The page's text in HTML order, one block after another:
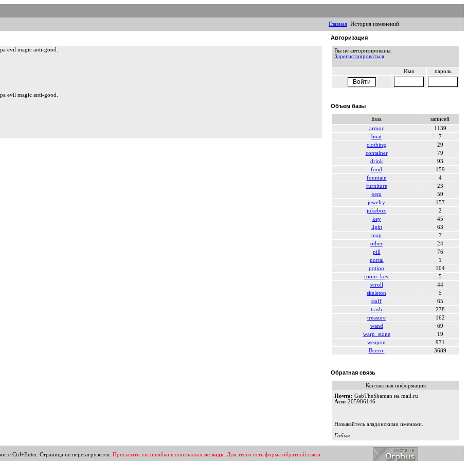
Главная История изменений
evil magic anti-good.
evil magic anti-good.
Авторизация
Вы не авторизированы.
Зарегистрироваться
Имя пароль
Объем базы
База
записей
armor
1139
boat
7
clothing
29
container
79
drink
93
food
159
fountain
4
furniture
23
gem
59
jewelry
157
jukebox
2
key
45
light
63
map
7
other
24
pill
76
portal
1
potion
104
room_key
5
scroll
44
skeleton
5
staff
65
trash
278
treasure
162
wand
69
warp_stone
19
weapon
971
Всего:
3689
Обратная связь
Контактная информация
Почта: GabTheShaman на mail.ru
Ася: 205986146
Называйтесь аладонскими именами.
Габыч
Ctrl+Enter. Страница не перезагрузится. Присылать так ошибки в опозналках не надо . Для этого есть форма обратной связи -